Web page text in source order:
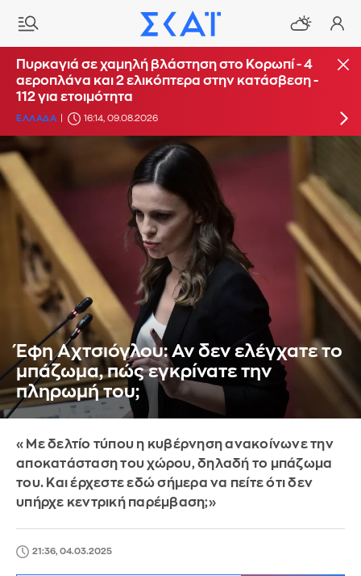
Πυρκαγιά σε χαμηλή βλάστηση στην περιοχή
Γιάννουλη Σουφλίου: Σηκώθηκαν εναέρια
μέσα
ΕΛΛΑΔΑ 15:50, 09.08.2026
Πυρκαγιά σε χαμηλή βλάστηση στο Κορωπί - 4
αεροπλάνα και 2 ελικόπτερα στην κατάσβεση -
112 για ετοιμότητα
ΕΛΛΑΔΑ 16:14, 09.08.2026
Έφη Αχτσιόγλου: Αν δεν ελέγχατε το
μπάζωμα, πώς εγκρίνατε την
πληρωμή του;
«Με δελτίο τύπου η κυβέρνηση ανακοίνωνε την
αποκατάσταση του χώρου, δηλαδή το μπάζωμα
του. Και έρχεστε εδώ σήμερα να πείτε ότι δεν
υπήρχε κεντρική παρέμβαση;»
21:36, 04.03.2025